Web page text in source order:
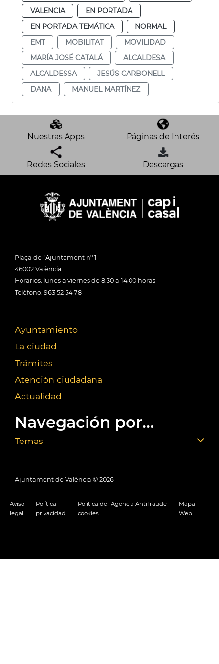
VALENCIA
EN PORTADA
EN PORTADA TEMÁTICA
NORMAL
EMT
MOBILITAT
MOVILIDAD
MARÍA JOSÉ CATALÁ
ALCALDESA
ALCALDESSA
JESÚS CARBONELL
DANA
MANUEL MARTÍNEZ
Nuestras Apps Páginas de Interés
Redes Sociales Descargas
Plaça de l'Ajuntament nº 1
46002 València
Horarios: lunes a viernes de 8:30 a 14:00 horas
Teléfono: 963 52 54 78
Ayuntamiento
La ciudad
Trámites
Atención ciudadana
Actualidad
Navegación por...
Temas
Ajuntament de València © 2026
Aviso
legal
Política
privacidad
Política de
cookies
Agencia Antifraude
Mapa
Web